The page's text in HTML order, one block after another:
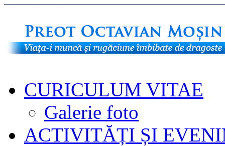
CURICULUM VITAE
Galerie foto
ACTIVITĂȚI ȘI